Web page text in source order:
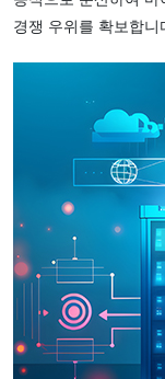
경쟁 우위를 확보합니